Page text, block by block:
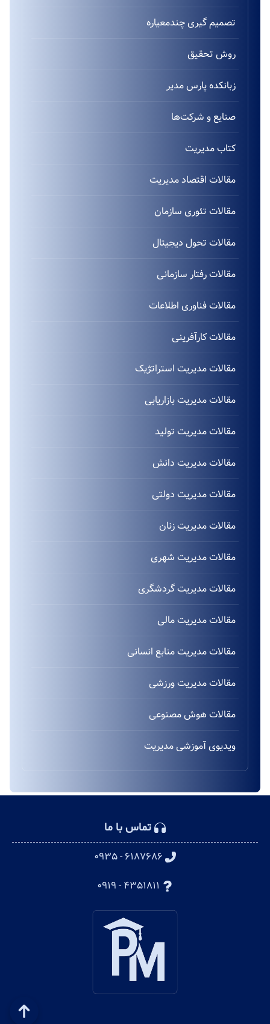
تصمیم گیری چندمعیاره
روش تحقیق
زبانکده پارس مدیر
صنایع و شرکت‌ها
کتاب مدیریت
مقالات اقتصاد مدیریت
مقالات تئوری سازمان
مقالات تحول دیجیتال
مقالات رفتار سازمانی
مقالات فناوری اطلاعات
مقالات کارآفرینی
مقالات مدیریت استراتژیک
مقالات مدیریت بازاریابی
مقالات مدیریت تولید
مقالات مدیریت دانش
مقالات مدیریت دولتی
مقالات مدیریت زنان
مقالات مدیریت شهری
مقالات مدیریت گردشگری
مقالات مدیریت مالی
مقالات مدیریت منابع انسانی
مقالات مدیریت ورزشی
مقالات هوش مصنوعی
ویدیوی آموزشی مدیریت
تماس با ما
۶۱۸۷۶۸۶ - ۰۹۳۵